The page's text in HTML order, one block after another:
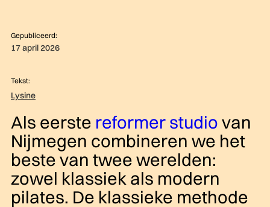
Gepubliceerd:
17 april 2026
Tekst:
Lysine
Als eerste reformer studio van
Nijmegen combineren we het
beste van twee werelden:
zowel klassiek als modern
pilates. De klassieke methode